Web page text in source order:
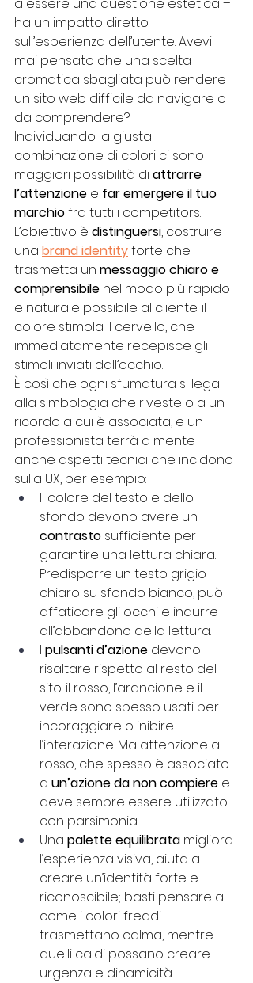
ha un impatto diretto
sull’esperienza dell’utente. Avevi
mai pensato che una scelta
cromatica sbagliata può rendere
un sito web difficile da navigare o
da comprendere?
Individuando la giusta
combinazione di colori ci sono
maggiori possibilità di attrarre
l’attenzione e far emergere il tuo
marchio fra tutti i competitors.
L’obiettivo è distinguersi, costruire
una brand identity forte che
trasmetta un messaggio chiaro e
comprensibile nel modo più rapido
e naturale possibile al cliente: il
colore stimola il cervello, che
immediatamente recepisce gli
stimoli inviati dall’occhio.
È così che ogni sfumatura si lega
alla simbologia che riveste o a un
ricordo a cui è associata, e un
professionista terrà a mente
anche aspetti tecnici che incidono
sulla UX, per esempio:
Il colore del testo e dello
sfondo devono avere un
contrasto sufficiente per
garantire una lettura chiara.
Predisporre un testo grigio
chiaro su sfondo bianco, può
affaticare gli occhi e indurre
all’abbandono della lettura.
I pulsanti d’azione devono
risaltare rispetto al resto del
sito: il rosso, l’arancione e il
verde sono spesso usati per
incoraggiare o inibire
l’interazione. Ma attenzione al
rosso, che spesso è associato
a un’azione da non compiere e
deve sempre essere utilizzato
con parsimonia.
Una palette equilibrata migliora
l’esperienza visiva, aiuta a
creare un’identità forte e
riconoscibile; basti pensare a
come i colori freddi
trasmettano calma, mentre
quelli caldi possano creare
urgenza e dinamicità.